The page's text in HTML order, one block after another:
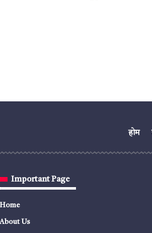
होम
Important Page
Home
About Us